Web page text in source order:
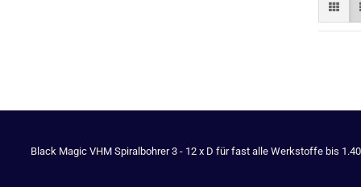
Black Magic VHM Spiralbohrer 3 - 12 x D für fast alle Werkstoffe bis